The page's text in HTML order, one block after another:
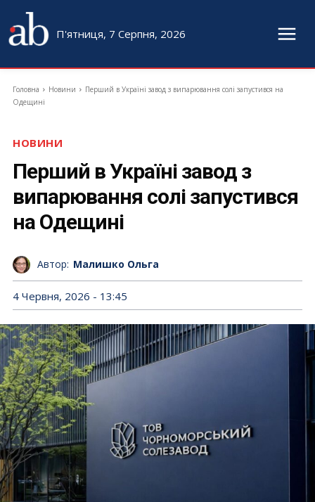
П'ятниця, 7 Серпня, 2026
Головна Новини
Перший в Україні завод з випарювання солі запустився на
Одещині
НОВИНИ
Перший в Україні завод з
випарювання солі запустився
на Одещині
Автор: Малишко Ольга
4 Червня, 2026 - 13:45